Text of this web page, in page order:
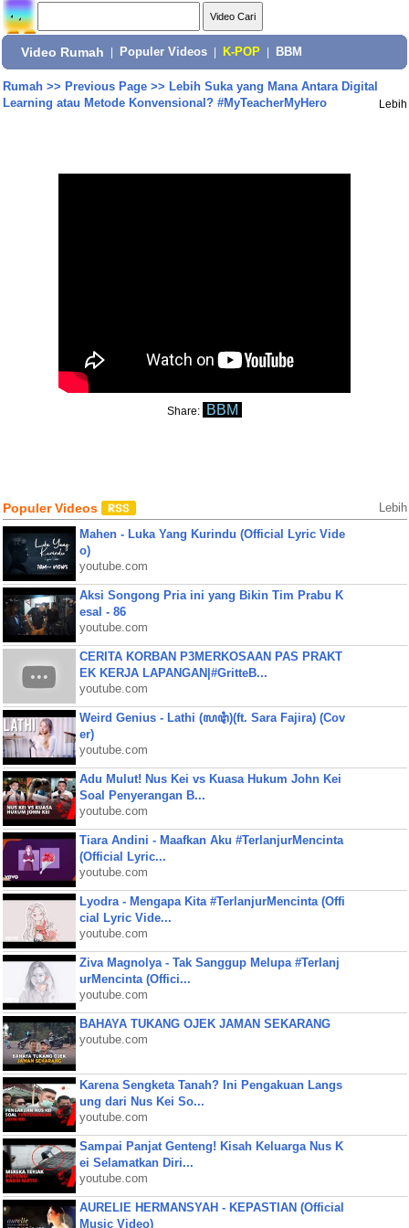
Video Rumah Populer Videos K-POP BBM
Rumah>> Previous Page>> Lebih Suka yang Mana Antara Digital
Learning atau Metode Konvensional? #MyTeacherMyHero
Lebih
Share: BBM
Populer Videos Lebih
Mahen - Luka Yang Kurindu (Official Lyric Vide
o)
youtube.com
Aksi Songong Pria ini yang Bikin Tim Prabu K
esal - 86
youtube.com
CERITA KORBAN P3MERKOSAAN PAS PRAKT
EK KERJA LAPANGAN|#GritteB...
youtube.com
Weird Genius - Lathi (ꦭꦛꦶ)(ft. Sara Fajira) (Cov
er)
youtube.com
Adu Mulut! Nus Kei vs Kuasa Hukum John Kei
Soal Penyerangan B...
youtube.com
Tiara Andini - Maafkan Aku #TerlanjurMencinta
(Official Lyric...
youtube.com
Lyodra - Mengapa Kita #TerlanjurMencinta (Offi
cial Lyric Vide...
youtube.com
Ziva Magnolya - Tak Sanggup Melupa #Terlanj
urMencinta (Offici...
youtube.com
BAHAYA TUKANG OJEK JAMAN SEKARANG
youtube.com
Karena Sengketa Tanah? Ini Pengakuan Langs
ung dari Nus Kei So...
youtube.com
Sampai Panjat Genteng! Kisah Keluarga Nus K
ei Selamatkan Diri...
youtube.com
AURELIE HERMANSYAH - KEPASTIAN (Official
Music Video)